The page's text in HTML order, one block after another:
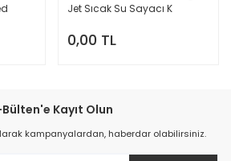
Jet Sıcak Su Sayacı K
0,00 TL
Bülten'e Kayıt Olun
kampanyalardan, haberdar olabilirsiniz.